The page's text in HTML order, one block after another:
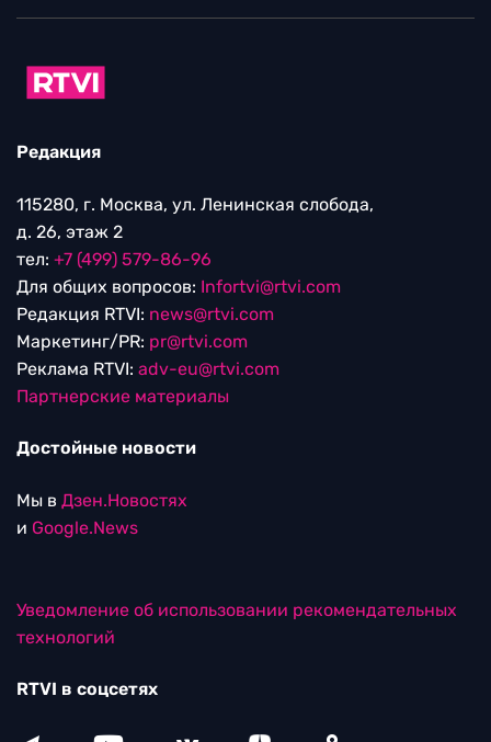
Редакция
115280, г. Москва, ул. Ленинская слобода,
д. 26, этаж 2
тел: +7 (499) 579-86-96
Для общих вопросов: Infortvi@rtvi.com
Редакция RTVI: news@rtvi.com
Маркетинг/PR: pr@rtvi.com
Реклама RTVI: adv-eu@rtvi.com
Партнерские материалы
Достойные новости
Мы в Дзен.Новостях
и Google.News
Уведомление об использовании рекомендательных
технологий
RTVI в соцсетях